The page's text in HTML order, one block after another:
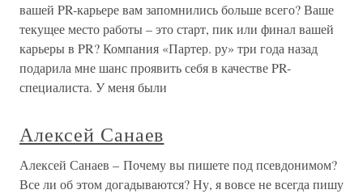
вашей PR-карьере вам запомнились больше всего? Ваше
текущее место работы – это старт, пик или финал вашей
карьеры в PR? Компания «Партер. ру» три года назад
подарила мне шанс проявить себя в качестве PR-
специалиста. У меня были
Алексей Санаев
Алексей Санаев – Почему вы пишете под псевдонимом?
Все ли об этом догадываются? Ну, я вовсе не всегда пишу